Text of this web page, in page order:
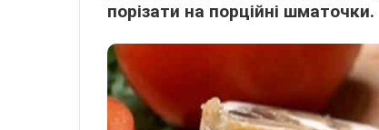
порізати на порційні шматочки.